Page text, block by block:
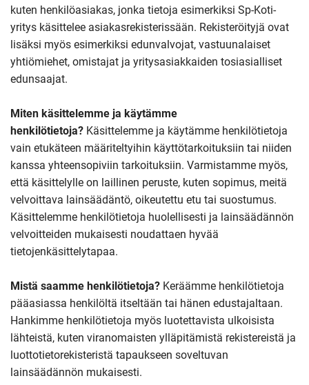
kuten henkilöasiakas, jonka tietoja esimerkiksi Sp-Koti-
yritys käsittelee asiakasrekisterissään. Rekisteröityjä ovat
lisäksi myös esimerkiksi edunvalvojat, vastuunalaiset
yhtiömiehet, omistajat ja yritysasiakkaiden tosiasialliset
edunsaajat.
Miten käsittelemme ja käytämme
henkilötietoja? Käsittelemme ja käytämme henkilötietoja
vain etukäteen määriteltyihin käyttötarkoituksiin tai niiden
kanssa yhteensopiviin tarkoituksiin. Varmistamme myös,
että käsittelylle on laillinen peruste, kuten sopimus, meitä
velvoittava lainsäädäntö, oikeutettu etu tai suostumus.
Käsittelemme henkilötietoja huolellisesti ja lainsäädännön
velvoitteiden mukaisesti noudattaen hyvää
tietojenkäsittelytapaa.
Mistä saamme henkilötietoja? Keräämme henkilötietoja
pääasiassa henkilöltä itseltään tai hänen edustajaltaan.
Hankimme henkilötietoja myös luotettavista ulkoisista
lähteistä, kuten viranomaisten ylläpitämistä rekistereistä ja
luottotietorekisteristä tapaukseen soveltuvan
lainsäädännön mukaisesti.